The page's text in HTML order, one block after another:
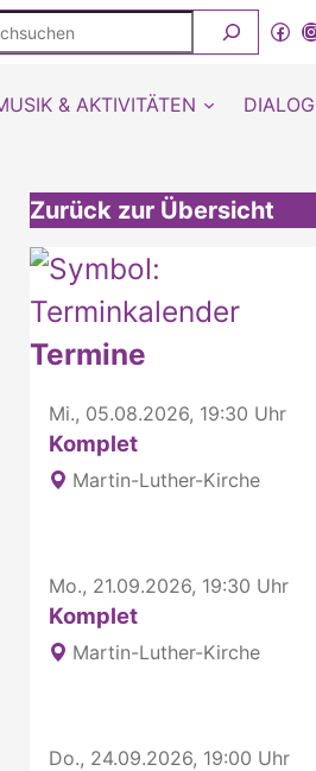
& AKTIVITÄTEN
Zurück zur Übersicht
Weitere interessante Inhalte
Termine
Mi., 05.08.2026, 19:30 Uhr
Komplet
Martin-Luther-Kirche
Mo., 21.09.2026, 19:30 Uhr
Komplet
Martin-Luther-Kirche
Do., 24.09.2026, 19:00 Uhr